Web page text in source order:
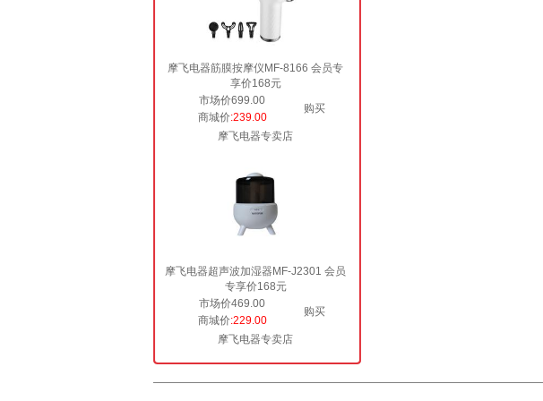
摩飞电器筋膜按摩仪MF-8166 会员专
享价168元
市场价699.00
购买
商城价:239.00
摩飞电器专卖店
摩飞电器超声波加湿器MF-J2301 会员
专享价168元
市场价469.00
购买
商城价:229.00
摩飞电器专卖店